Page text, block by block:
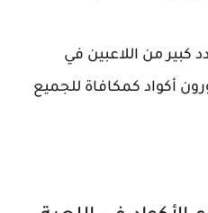
كبير من اللاعبين في
أكواد كمكافاة للجميع